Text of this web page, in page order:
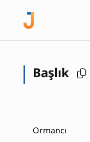
Başlık
Ormancı